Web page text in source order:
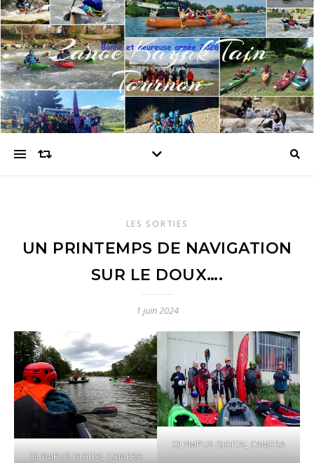
Canoe Kayak Tain
Tournon
LES SORTIES
UN PRINTEMPS DE NAVIGATION
SUR LE DOUX….
1 juin 2024
OLYMPUS DIGITAL CAMERA
OLYMPUS DIGITAL CAMERA